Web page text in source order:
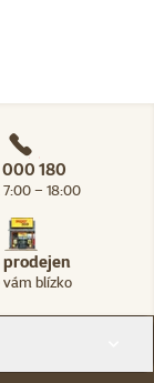
000 180
7:00 – 18:00
vám blízko